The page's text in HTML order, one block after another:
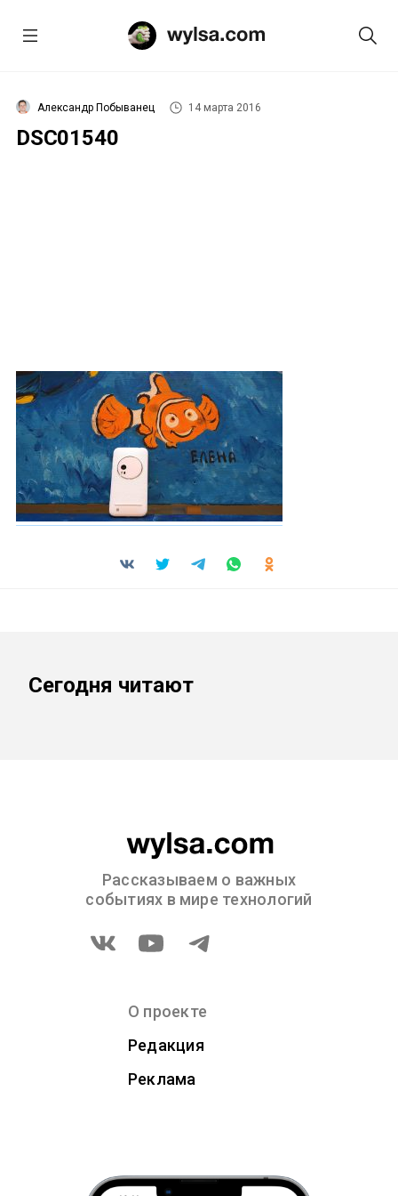
Александр Побыванец 14 марта 2016
DSC01540
Сегодня читают
Рассказываем о важных
событиях в мире технологий
О проекте
Редакция
Реклама